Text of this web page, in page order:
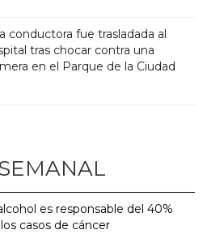
conductora fue trasladada al
tras chocar contra una
en el Parque de la Ciudad
es responsable del 40%
casos de cáncer